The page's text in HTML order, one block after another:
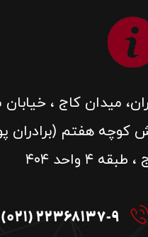
میدان کاج ،
کوچه هفتم (برادران
۴ واحد ۴۰۴
22368137-9 (021)